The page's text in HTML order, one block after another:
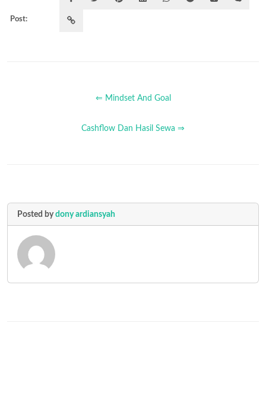
Post:
⇐ Mindset And Goal
Cashflow Dan Hasil Sewa ⇒
Posted bydony ardiansyah